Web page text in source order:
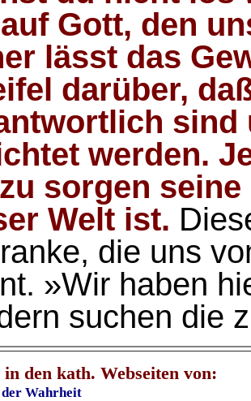
Gott, den
lässt das
darüber,
sind
werden.
sorgen
Welt ist.
die uns
»Wir haben
suchen die
in den kath. Webseiten von:
der Wahrheit